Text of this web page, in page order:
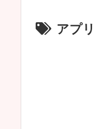
アプリ